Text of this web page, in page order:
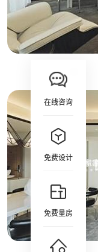
在线咨询
免费设计
免费量房